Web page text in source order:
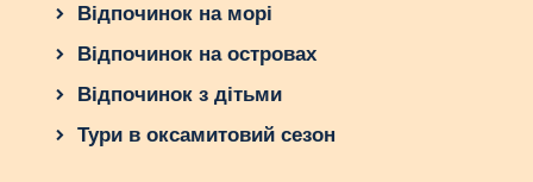
Відпочинок на морі
Відпочинок на островах
Відпочинок з дітьми
Тури в оксамитовий сезон